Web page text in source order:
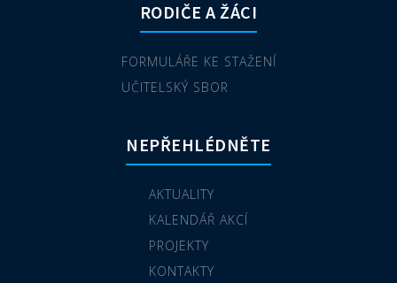
RODIČE A ŽÁCI
FORMULÁŘE KE STAŽENÍ
UČITELSKÝ SBOR
NEPŘEHLÉDNĚTE
AKTUALITY
KALENDÁŘ AKCÍ
PROJEKTY
KONTAKTY